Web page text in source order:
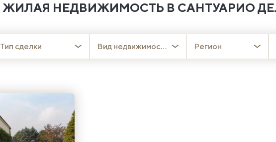
ЖИЛАЯ НЕДВИЖИМОСТЬ В САНТУАРИО
Тип сделки Вид недвижимости Регион